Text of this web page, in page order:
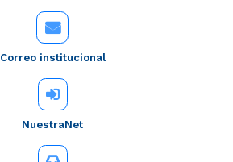
Correo institucional
NuestraNet